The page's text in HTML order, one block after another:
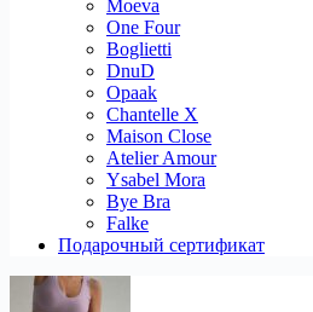
Moeva
One Four
Boglietti
DnuD
Opaak
Chantelle X
Maison Close
Atelier Amour
Ysabel Mora
Bye Bra
Falke
Подарочный сертификат